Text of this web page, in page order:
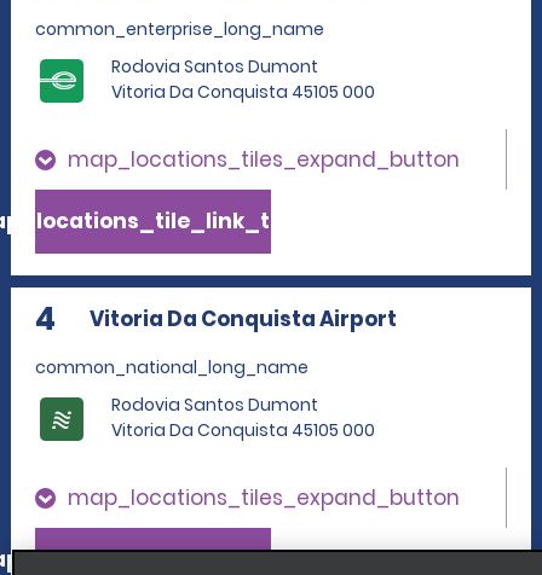
common_enterprise_long_name
Rodovia Santos Dumont
Vitoria Da Conquista 45105 000
map_locations_tiles_expand_button
4 Vitoria Da Conquista Airport
common_national_long_name
Rodovia Santos Dumont
Vitoria Da Conquista 45105 000
map_locations_tiles_expand_button